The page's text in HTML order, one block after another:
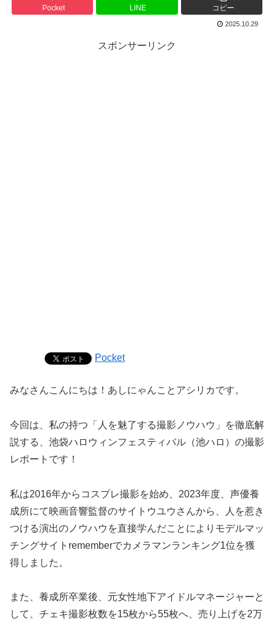
Pocket LINE コピー
2025.10.29
スポンサーリンク
Pocket
みなさんこんにちは！あしにゃんことアシリカです。
今回は、私の持つ「人を魅了する撮影ノウハウ」を徹底解
説する、池袋ハロウィンフェスティバル（池ハロ）の撮影
レポートです！
私は2016年からコスプレ撮影を始め、2023年度、声優養
成所にて映画音響監督のサイトウユウさんから、人を惹き
つける演出のノウハウを直接学んだことによりモデルマッ
チングサイトrememberでカメラマンランキング1位を獲
得しました。
また、養成所卒業後、元女性地下アイドルマネージャーと
して、チェキ撮影枚数を15枚から55枚へ、売り上げを2万